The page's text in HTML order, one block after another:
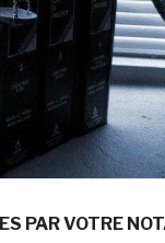
PAR VOTRE